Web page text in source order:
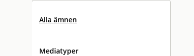
Alla ämnen
Mediatyper